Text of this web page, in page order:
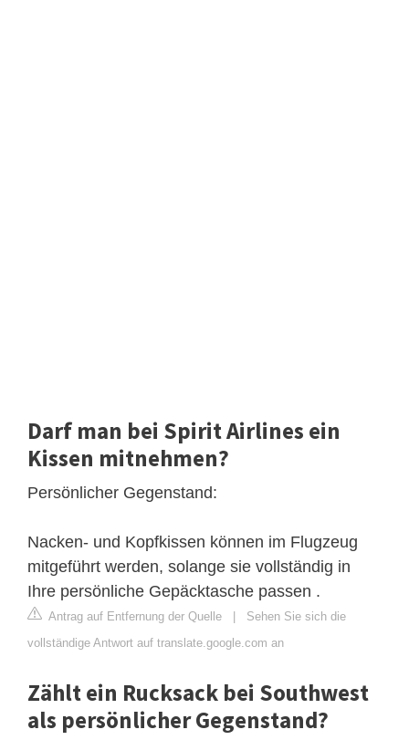
Darf man bei Spirit Airlines ein
Kissen mitnehmen?
Persönlicher Gegenstand:
Nacken- und Kopfkissen können im Flugzeug
mitgeführt werden, solange sie vollständig in
Ihre persönliche Gepäcktasche passen .
Antrag auf Entfernung der Quelle | Sehen Sie sich die
vollständige Antwort auf translate.google.com an
Zählt ein Rucksack bei Southwest
als persönlicher Gegenstand?